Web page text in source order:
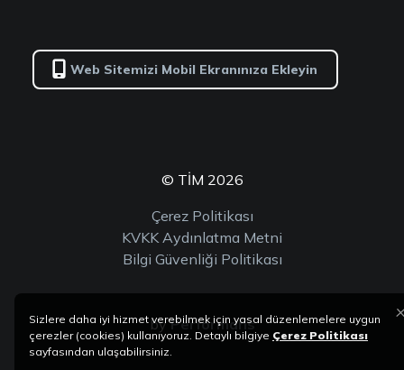
Web Sitemizi Mobil Ekranınıza Ekleyin
© TİM 2026
Çerez Politikası
KVKK Aydınlatma Metni
Bilgi Güvenliği Politikası
byPerformans
Sizlere daha iyi hizmet verebilmek için yasal düzenlemelere uygun
çerezler (cookies) kullanıyoruz. Detaylı bilgiye Çerez Politikası
sayfasından ulaşabilirsiniz.